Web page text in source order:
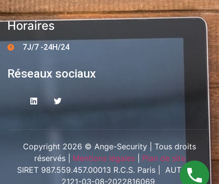
Horaires
7J/7 -24H/24
Réseaux sociaux
Copyright 2026 © Ange-Security | Tous droits
réservés | Mentions légales| Plan de site
SIRET 987.559.457.00013 R.C.S. Paris | AUT-094-
2121-03-08-2022816069